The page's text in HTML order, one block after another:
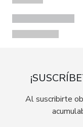
Al suscribirte